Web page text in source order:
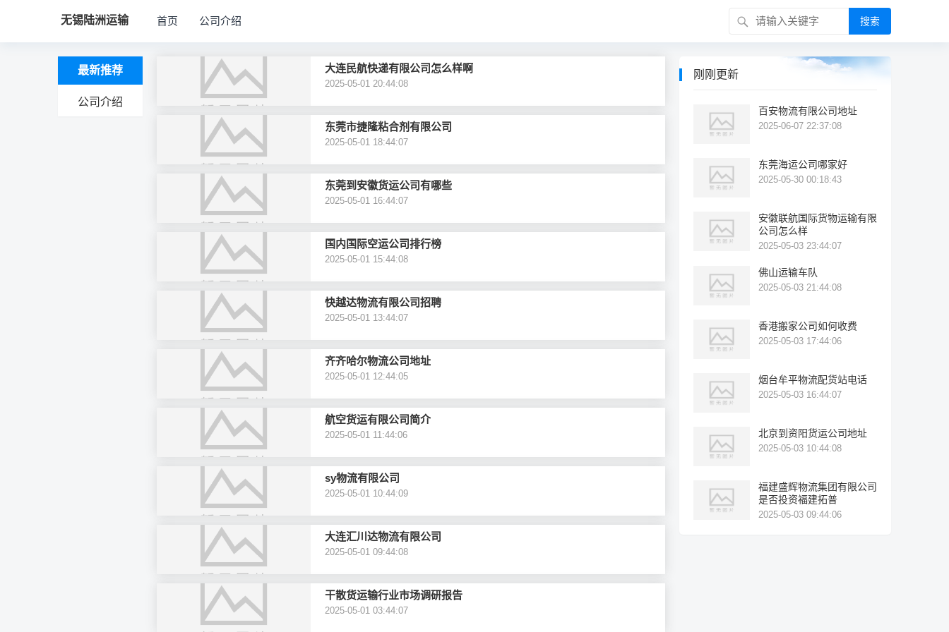
无锡陆洲运输 首页 公司介绍 搜索
最新推荐
公司介绍
大连民航快递有限公司怎么样啊
2025-05-01 20:44:08
东莞市捷隆粘合剂有限公司
2025-05-01 18:44:07
东莞到安徽货运公司有哪些
2025-05-01 16:44:07
国内国际空运公司排行榜
2025-05-01 15:44:08
快越达物流有限公司招聘
2025-05-01 13:44:07
齐齐哈尔物流公司地址
2025-05-01 12:44:05
航空货运有限公司简介
2025-05-01 11:44:06
sy物流有限公司
2025-05-01 10:44:09
大连汇川达物流有限公司
2025-05-01 09:44:08
干散货运输行业市场调研报告
2025-05-01 03:44:07
刚刚更新
百安物流有限公司地址
2025-06-07 22:37:08
东莞海运公司哪家好
2025-05-30 00:18:43
安徽联航国际货物运输有限
公司怎么样
2025-05-03 23:44:07
佛山运输车队
2025-05-03 21:44:08
香港搬家公司如何收费
2025-05-03 17:44:06
烟台牟平物流配货站电话
2025-05-03 16:44:07
北京到资阳货运公司地址
2025-05-03 10:44:08
福建盛辉物流集团有限公司
是否投资福建拓普
2025-05-03 09:44:06